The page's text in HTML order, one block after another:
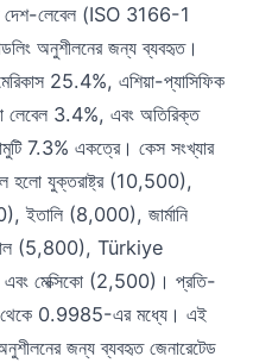
দেশ-লেবেল (ISO 3166-1
অনুশীলনের জন্য ব্যবহৃত।
25.4%, এশিয়া-প্যাসিফিক
লেবেল 3.4%, এবং অতিরিক্ত
7.3% একত্রে। কেস সংখ্যার
হলো যুক্তরাষ্ট্র (10,500),
ইতালি (8,000), জার্মানি
(5,800), Türkiye
মেক্সিকো (2,500)। প্রতি-
0.9985-এর মধ্যে। এই
জন্য ব্যবহৃত জেনারেটেড